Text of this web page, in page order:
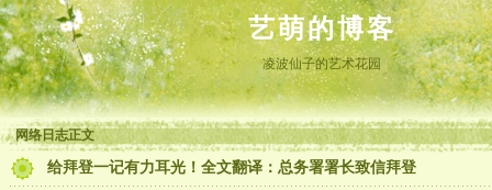
艺萌的博客
凌波仙子的艺术花园
网络日志正文
给拜登一记有力耳光！全文翻译：总务署署长致信拜登